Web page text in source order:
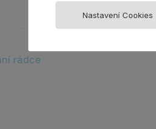
rádce
Nastavení Cookies